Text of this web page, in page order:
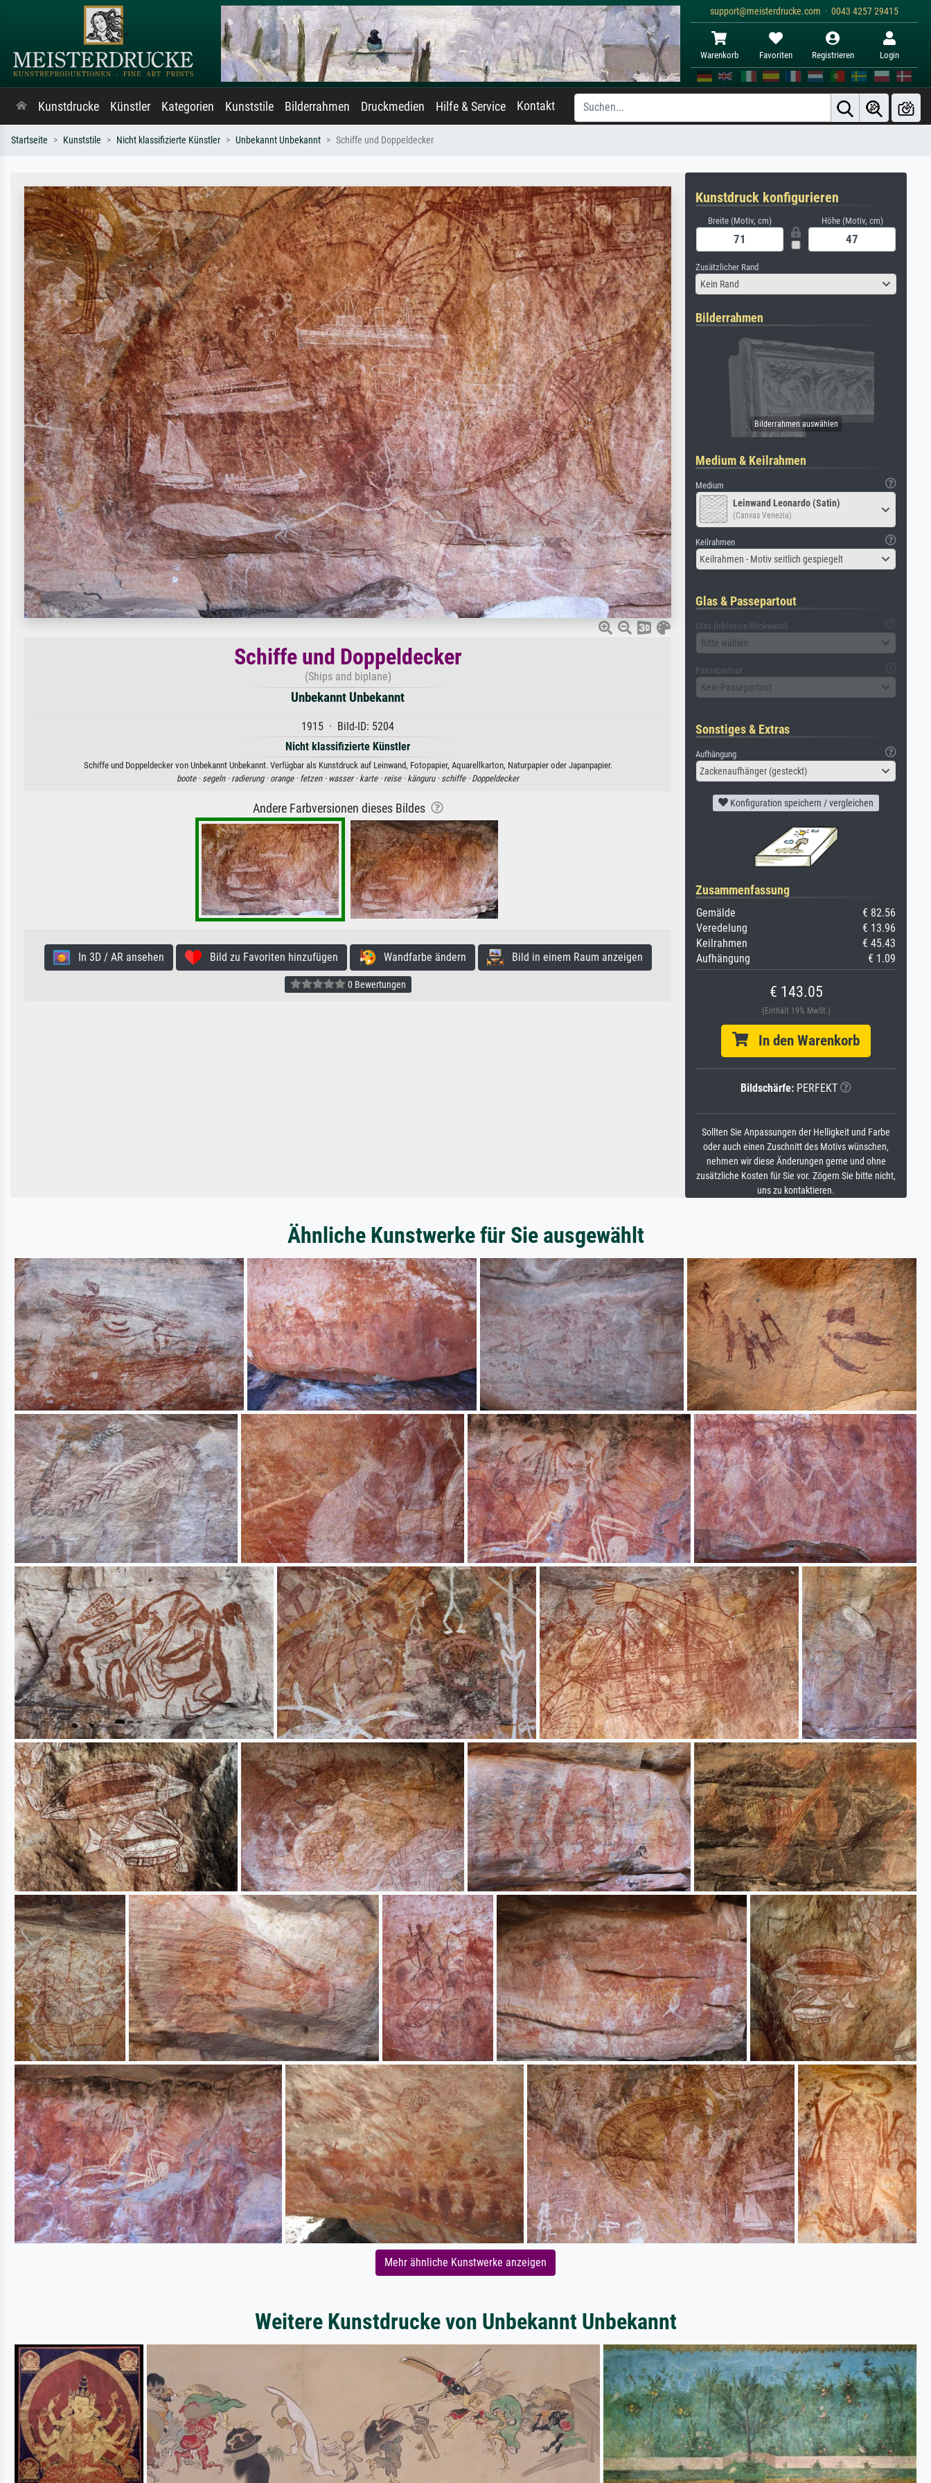
support@meisterdrucke.com · 0043 4257 29415
Warenkorb Favoriten Registrieren Login
Kunstdrucke Künstler Kategorien Kunststile Bilderrahmen Druckmedien Hilfe & Service Kontakt
Startseite Kunststile Nicht klassifizierte Künstler Unbekannt Unbekannt Schiffe und Doppeldecker
Schiffe und Doppeldecker
(Ships and biplane)
Unbekannt Unbekannt
1915 · Bild-ID: 5204
Nicht klassifizierte Künstler
Schiffe und Doppeldecker von Unbekannt Unbekannt. Verfügbar als Kunstdruck auf Leinwand, Fotopapier, Aquarellkarton, Naturpapier oder Japanpapier.
boote · segeln · radierung · orange · fetzen · wasser · karte · reise · känguru · schiffe · Doppeldecker
Andere Farbversionen dieses Bildes
In 3D / AR ansehen Bild zu Favoriten hinzufügen Wandfarbe ändern Bild in einem Raum anzeigen
0 Bewertungen
Kunstdruck konfigurieren
Breite (Motiv, cm) Höhe (Motiv, cm)
Zusätzlicher Rand
Kein Rand
Bilderrahmen
Medium & Keilrahmen
Medium
Leinwand Leonardo (Satin)
(Canvas Venezia)
Keilrahmen
Keilrahmen - Motiv seitlich gespiegelt
Glas & Passepartout
Glas (inklusive Rückwand)
Bitte wählen
Passepartout
Kein Passepartout
Sonstiges & Extras
Aufhängung
Zackenaufhänger (gesteckt)
Konfiguration speichern / vergleichen
Zusammenfassung
Gemälde
€ 82.56
Veredelung
€ 13.96
Keilrahmen
€ 45.43
Aufhängung
€ 1.09
€ 143.05
(Enthält 19% MwSt.)
In den Warenkorb
Bildschärfe: PERFEKT
Sollten Sie Anpassungen der Helligkeit und Farbe
oder auch einen Zuschnitt des Motivs wünschen,
nehmen wir diese Änderungen gerne und ohne
zusätzliche Kosten für Sie vor. Zögern Sie bitte nicht,
uns zu kontaktieren.
Ähnliche Kunstwerke für Sie ausgewählt
Mehr ähnliche Kunstwerke anzeigen
Weitere Kunstdrucke von Unbekannt Unbekannt